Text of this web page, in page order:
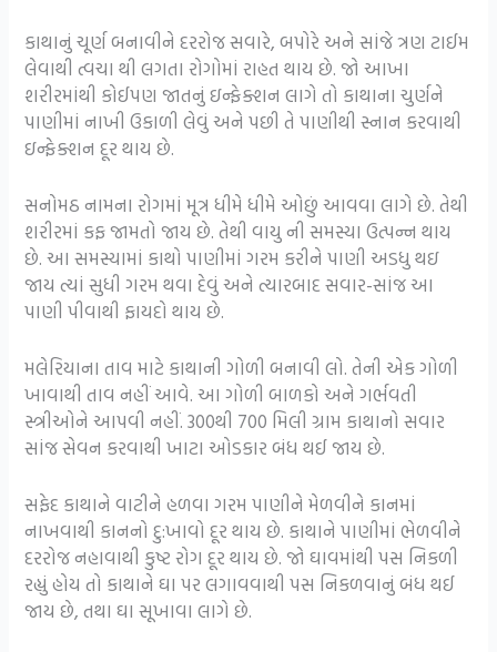
કાથાનું ચૂર્ણ બનાવીને દરરોજ સવારે, બપોરે અને સાંજે ત્રણ ટાઈમ
લેવાથી ત્વચા થી લગતા રોગોમાં રાહત થાય છે. જો આખા
શરીરમાંથી કોઈપણ જાતનું ઇન્ફેક્શન લાગે તો કાથાના ચુર્ણને
પાણીમાં નાખી ઉકાળી લેવું અને પછી તે પાણીથી સ્નાન કરવાથી
ઇન્ફેક્શન દૂર થાય છે.
સનોમઠ નામના રોગમાં મૂત્ર ધીમે ધીમે ઓછું આવવા લાગે છે. તેથી
શરીરમાં કફ જામતો જાય છે. તેથી વાયુ ની સમસ્યા ઉત્પન્ન થાય
છે. આ સમસ્યામાં કાથો પાણીમાં ગરમ કરીને પાણી અડધુ થઇ
જાય ત્યાં સુધી ગરમ થવા દેવું અને ત્યારબાદ સવાર-સાંજ આ
પાણી પીવાથી ફાયદો થાય છે.
મલેરિયાના તાવ માટે કાથાની ગોળી બનાવી લો. તેની એક ગોળી
ખાવાથી તાવ નહીં આવે. આ ગોળી બાળકો અને ગર્ભવતી
સ્ત્રીઓને આપવી નહીં. 300થી 700 મિલી ગ્રામ કાથાનો સવાર
સાંજ સેવન કરવાથી ખાટા ઓડકાર બંધ થઈ જાય છે.
સફેદ કાથાને વાટીને હળવા ગરમ પાણીને મેળવીને કાનમાં
નાખવાથી કાનનો દુ:ખાવો દૂર થાય છે. કાથાને પાણીમાં ભેળવીને
દરરોજ નહાવાથી કુષ્ટ રોગ દૂર થાય છે. જો ઘાવમાંથી પસ નિકળી
રહ્યું હોય તો કાથાને ઘા પર લગાવવાથી પસ નિકળવાનું બંધ થઈ
જાય છે, તથા ઘા સૂખાવા લાગે છે.